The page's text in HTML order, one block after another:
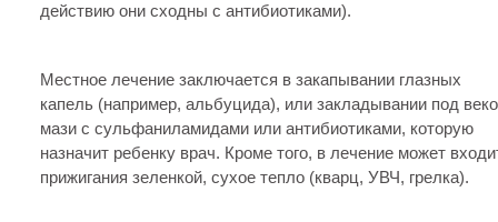
действию они сходны с антибиотиками).
Местное лечение заключается в закапывании глазных
капель (например, альбуцида), или закладывании под веко
мази с сульфаниламидами или антибиотиками, которую
назначит ребенку врач. Кроме того, в лечение может
прижигания зеленкой, сухое тепло (кварц, УВЧ, грелка).